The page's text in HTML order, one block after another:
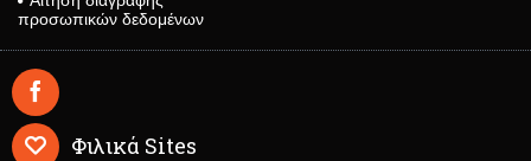
προσωπικών δεδομένων
Φιλικά Sites